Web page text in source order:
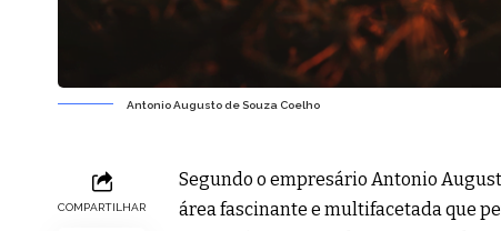
Antonio Augusto de Souza Coelho
COMPARTILHAR
Segundo o empresário Antonio
área fascinante e multifacetada que